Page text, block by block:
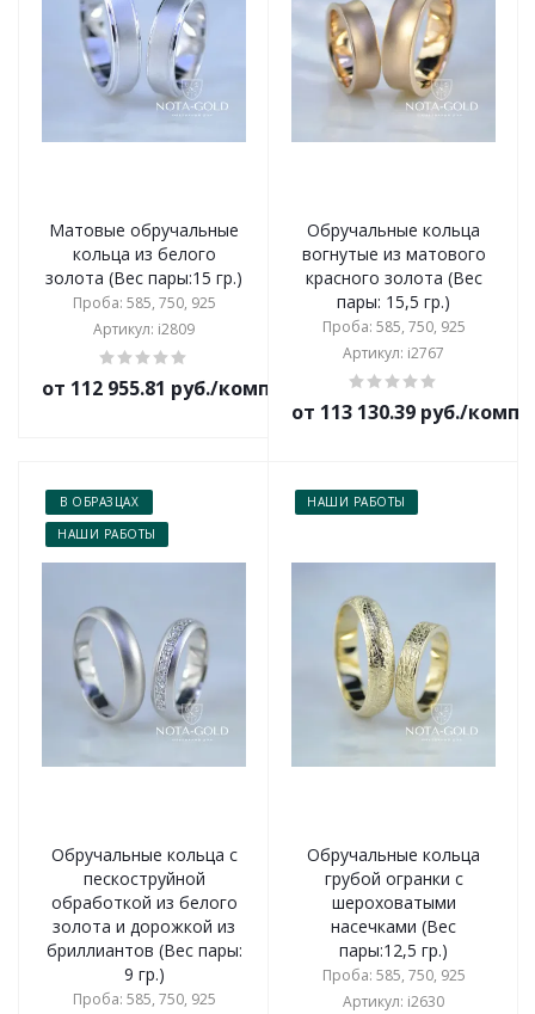
Матовые обручальные
кольца из белого
золота (Вес пары:15 гр.)
Проба: 585, 750, 925
Артикул: i2809
от 112 955.81 руб./комплект
Обручальные кольца
вогнутые из матового
красного золота (Вес
пары: 15,5 гр.)
Проба: 585, 750, 925
Артикул: i2767
от 113 130.39 руб./
В ОБРАЗЦАХ
НАШИ РАБОТЫ
Обручальные кольца с
пескоструйной
обработкой из белого
золота и дорожкой из
бриллиантов (Вес пары:
9 гр.)
Проба: 585, 750, 925
НАШИ РАБОТЫ
Обручальные кольца
грубой огранки с
шероховатыми
насечками (Вес
пары:12,5 гр.)
Проба: 585, 750, 925
Артикул: i2630